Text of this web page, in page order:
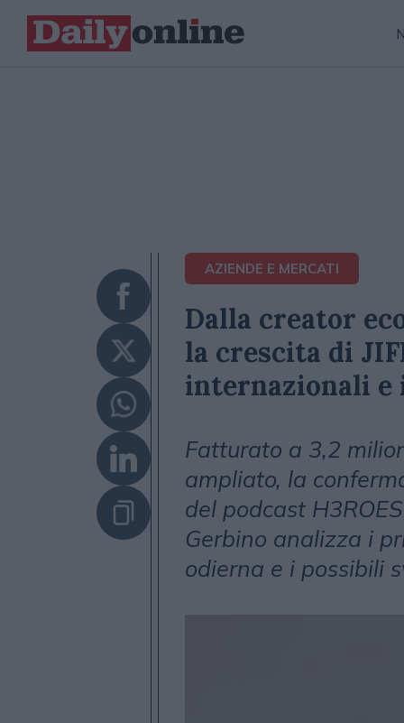
AZIENDE E MERCATI
Dalla creator
la crescita di
internazionali
Fatturato a 3,2
ampliato, la
del podcast
Gerbino analizza i
odierna e i possibili